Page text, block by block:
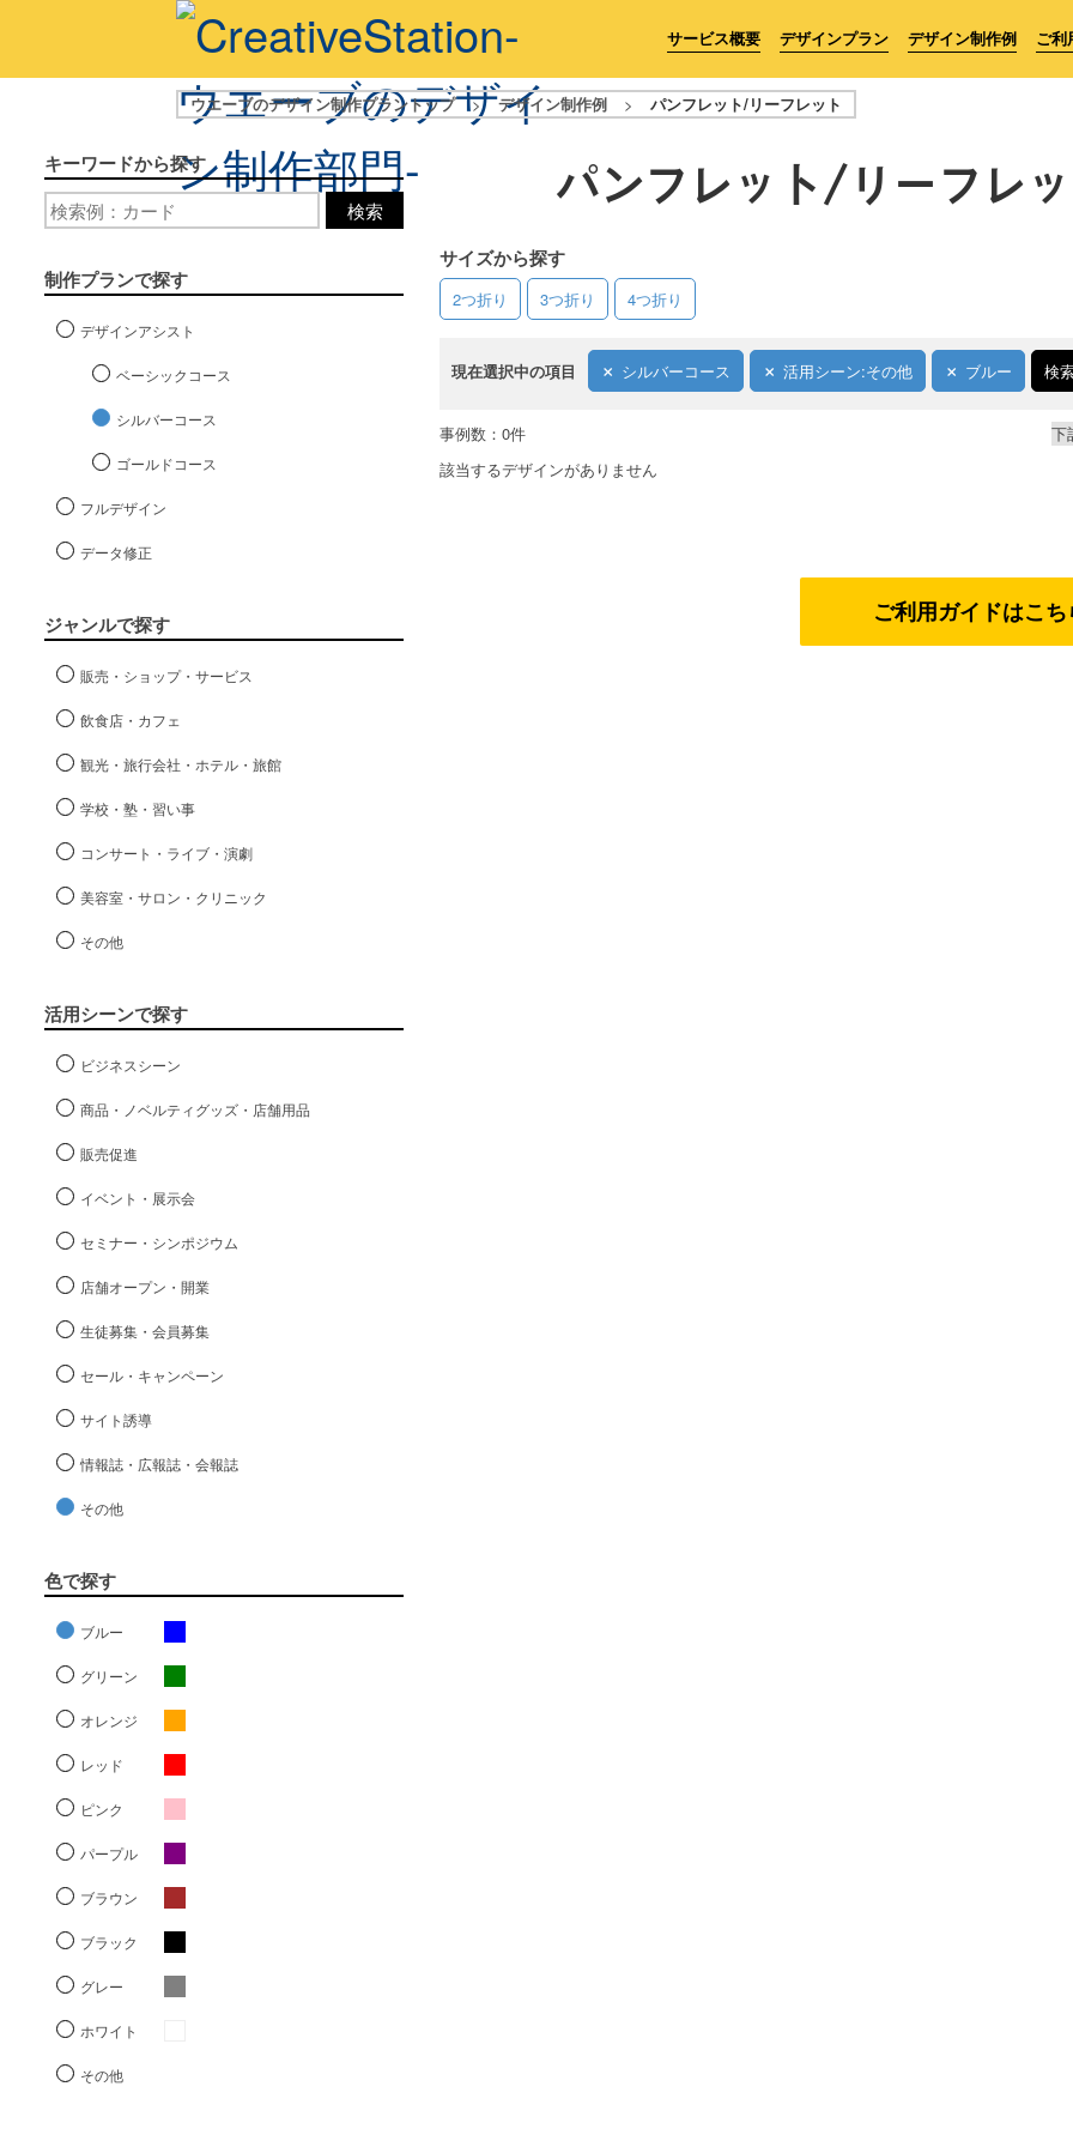
サービス概要 デザインプラン デザイン制作例 ご利
ウエーブのデザイン制作プラントップ > デザイン制作例 > パンフレット/リーフレット
パンフレット/リーフレ
サイズから探す
2つ折り 3つ折り 4つ折り
現在選択中の項目 シルバーコース 活用シーン:その他 ブルー 検
キーワードから探す
検索
制作プランで探す
デザインアシスト
ベーシックコース
シルバーコース
ゴールドコース
フルデザイン
データ修正
ジャンルで探す
販売・ショップ・サービス
飲食店・カフェ
観光・旅行会社・ホテル・旅館
学校・塾・習い事
コンサート・ライブ・演劇
美容室・サロン・クリニック
その他
活用シーンで探す
ビジネスシーン
商品・ノベルティグッズ・店舗用品
販売促進
イベント・展示会
セミナー・シンポジウム
店舗オープン・開業
生徒募集・会員募集
セール・キャンペーン
サイト誘導
情報誌・広報誌・会報誌
その他
色で探す
ブルー
グリーン
オレンジ
レッド
ピンク
パープル
ブラウン
ブラック
グレー
ホワイト
その他
事例数：0件
下
該当するデザインがありません
ご利用ガイドはこ